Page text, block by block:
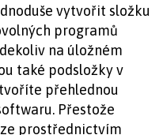
vytvořit složku
programů
na úložném
také podsložky v
přehlednou
Přestože
prostřednictvím